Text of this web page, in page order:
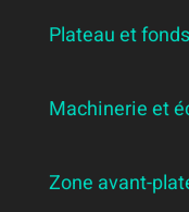
Plateau et fonds
Machinerie et
Zone avant-